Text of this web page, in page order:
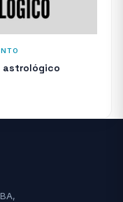
astrológico